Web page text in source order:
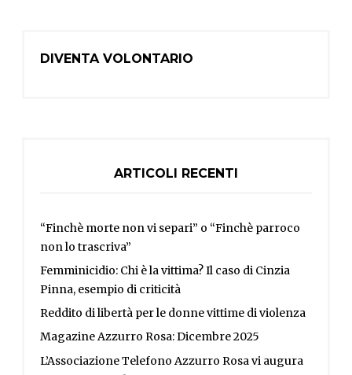
DIVENTA VOLONTARIO
ARTICOLI RECENTI
“Finchè morte non vi separi” o “Finchè parroco
non lo trascriva”
Femminicidio: Chi è la vittima? Il caso di Cinzia
Pinna, esempio di criticità
Reddito di libertà per le donne vittime di violenza
Magazine Azzurro Rosa: Dicembre 2025
L’Associazione Telefono Azzurro Rosa vi augura